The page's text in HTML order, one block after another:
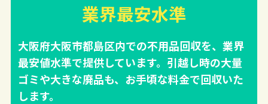
業界最安水準
大阪府大阪市都島区内での不用品回収を、業界
最安値水準で提供しています。引越し時の大量
ゴミや大きな廃品も、お手頃な料金で回収いた
します。